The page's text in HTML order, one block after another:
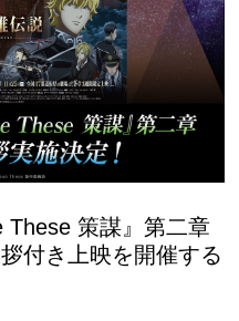
These 策謀』第二章
付き上映を開催する